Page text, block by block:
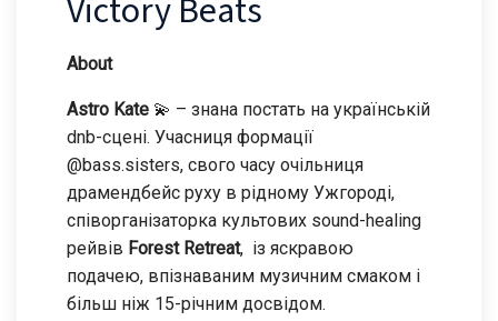
Victory Beats
About
Astro Kate 💫 – знана постать на українській
dnb-сцені. Учасниця формації
@bass.sisters, свого часу очільниця
драмендбейс руху в рідному Ужгороді,
співорганізаторка культових sound-healing
рейвів Forest Retreat, із яскравою
подачею, впізнаваним музичним смаком і
більш ніж 15-річним досвідом.